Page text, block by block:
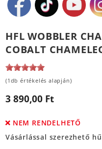
HFL WOBBLER
COBALT
(1db értékelés alapján)
3 890,00 Ft
NEM RENDELHETŐ
Vásárlással szerezhető